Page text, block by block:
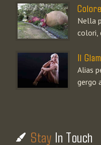
Nella
colori,
Il
Alias
gergo
Stay In Touch